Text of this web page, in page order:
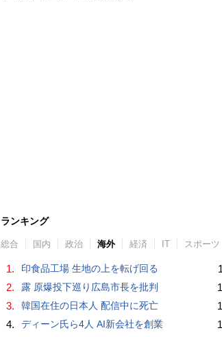
ランキング
総合 国内 政治 海外 経済 IT スポーツ
1. 印食品工場 生地の上を転げ回る
2. 露 原爆投下巡り広島市長を批判
3. 韓国在住の日本人 配信中に死亡
4. ディーン氏ら4人 AI新会社を創業